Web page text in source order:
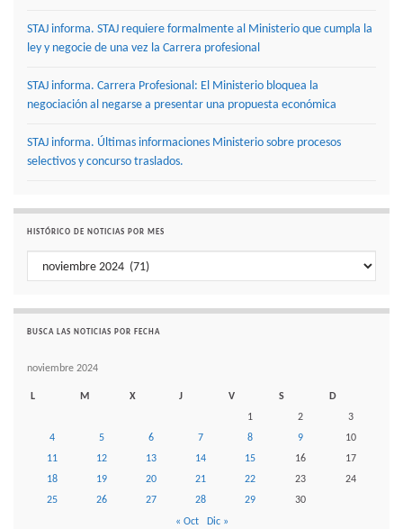
STAJ informa. STAJ requiere formalmente al Ministerio que cumpla la
ley y negocie de una vez la Carrera profesional
STAJ informa. Carrera Profesional: El Ministerio bloquea la
negociación al negarse a presentar una propuesta económica
STAJ informa. Últimas informaciones Ministerio sobre procesos
selectivos y concurso traslados.
HISTÓRICO DE NOTICIAS POR MES
Histórico de noticias por mes
BUSCA LAS NOTICIAS POR FECHA
noviembre 2024
L M X J V S
D
1
2
3
4
5 6 7 8 9
10
11
12 13 14 15 16
17
18
19 20 21 22 23
24
25
26 27 28 29
30
« Oct
Dic »